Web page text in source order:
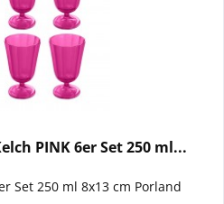
PINK 6er Set 250 ml...
Set 250 ml 8x13 cm Porland